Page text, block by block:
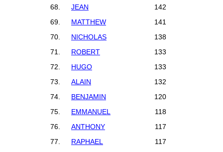
68.
JEAN
142
69.
MATTHEW
141
70.
NICHOLAS
138
71.
ROBERT
133
72.
HUGO
133
73.
ALAIN
132
74.
BENJAMIN
120
75.
EMMANUEL
118
76.
ANTHONY
117
77.
RAPHAEL
117